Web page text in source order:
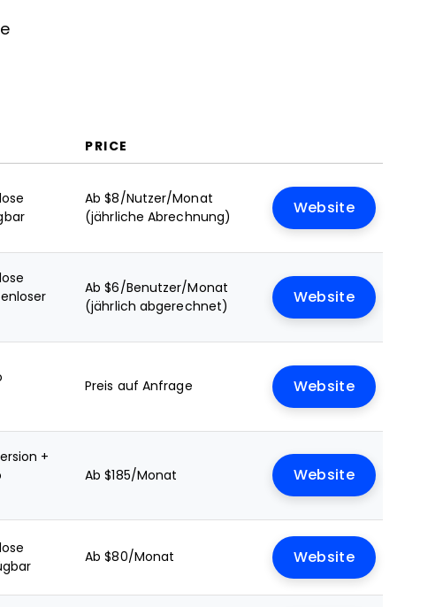
PRICE
Ab $8/Nutzer/Monat
(jährliche Abrechnung)
Website
Ab $6/Benutzer/Monat
(jährlich abgerechnet)
Website
Preis auf Anfrage Website
+
Ab $185/Monat Website
Ab $80/Monat Website